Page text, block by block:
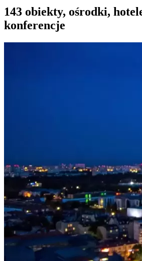
143 obiekty, ośrodki,
konferencje